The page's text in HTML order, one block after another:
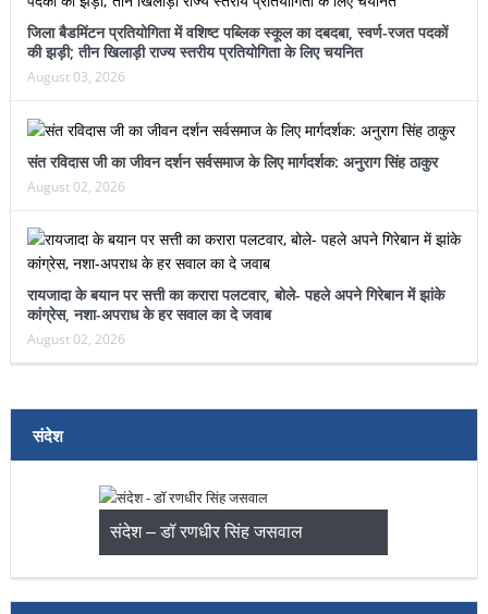
जिला बैडमिंटन प्रतियोगिता में वशिष्ट पब्लिक स्कूल का दबदबा, स्वर्ण-रजत पदकों
की झड़ी; तीन खिलाड़ी राज्य स्तरीय प्रतियोगिता के लिए चयनित
August 03, 2026
संत रविदास जी का जीवन दर्शन सर्वसमाज के लिए मार्गदर्शक: अनुराग सिंह ठाकुर
August 02, 2026
रायजादा के बयान पर सत्ती का करारा पलटवार, बोले- पहले अपने गिरेबान में झांके
कांग्रेस, नशा-अपराध के हर सवाल का दे जवाब
August 02, 2026
संदेश
संदेश – डॉ रणधीर सिंह जसवाल